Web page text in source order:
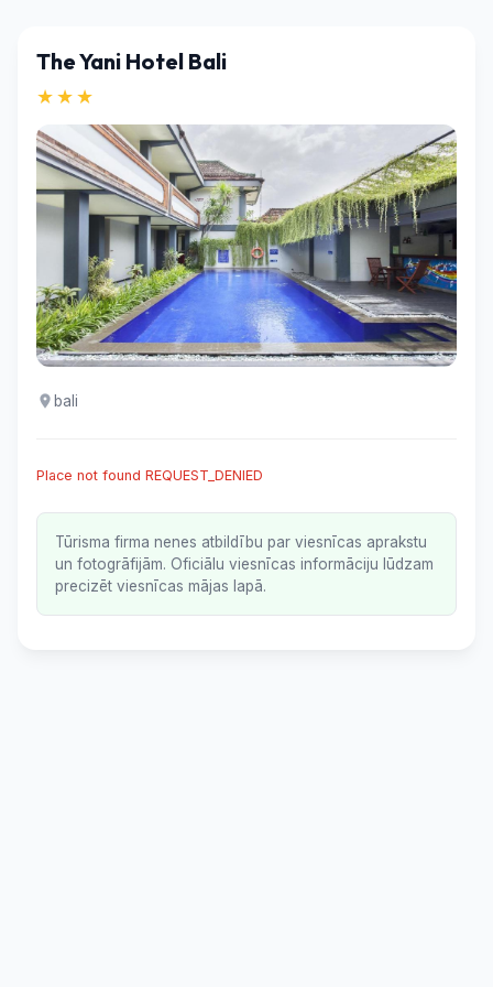
The Yani Hotel Bali
★★★
bali
Place not found REQUEST_DENIED
Tūrisma firma nenes atbildību par viesnīcas aprakstu
un fotogrāfijām. Oficiālu viesnīcas informāciju lūdzam
precizēt viesnīcas mājas lapā.